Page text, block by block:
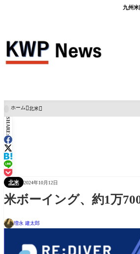
九州米
ホーム 北米
SHARE:
北米 2024年10月12日
米ボーイング、約1万
増永 建太郎